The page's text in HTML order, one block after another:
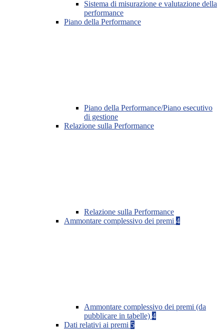
Sistema di misurazione e valutazione della
performance
Piano della Performance
Piano della Performance/Piano esecutivo
di gestione
Relazione sulla Performance
Relazione sulla Performance
Ammontare complessivo dei premi 4
Ammontare complessivo dei premi (da
pubblicare in tabelle) 4
Dati relativi ai premi 5